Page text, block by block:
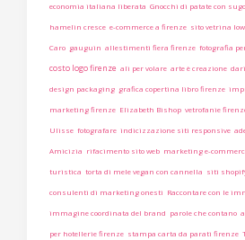
economia italiana liberata Gnocchi di patate con
hamelin cresce e-commerce a firenze sito vetrina
Caro gauguin allestimenti fiera firenze fotografia
costo logo firenze ali per volare arte è creazione
design packaging grafica copertina libro firenze
marketing firenze Elizabeth Bishop vetrofanie
Ulisse fotografare indicizzazione siti responsive
Amicizia rifacimento sito web marketing e-
turistica torta di mele vegan con cannella siti
consulenti di marketing onesti Raccontare con le
immagine coordinata del brand parole che contano
per hotellerie firenze stampa carta da parati firenze